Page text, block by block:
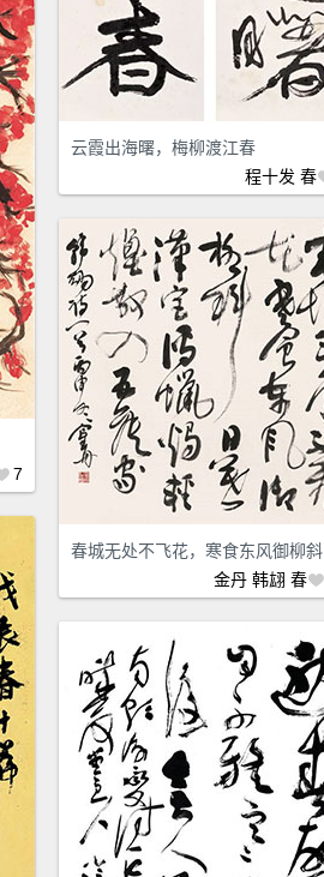
云霞出海曙，梅柳渡江春
程十发 春
7
春城无处不飞花，寒食东风御柳斜
金丹 韩翃 春